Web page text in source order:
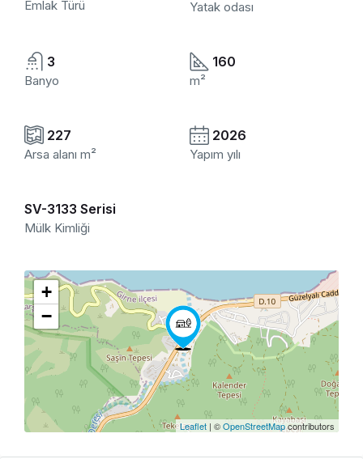
Emlak Türü Yatak odası
3
Banyo
160
m²
227
Arsa alanı m²
2026
Yapım yılı
SV-3133 Serisi
Mülk Kimliği
+
−
Leaflet | ©OpenStreetMapcontributors